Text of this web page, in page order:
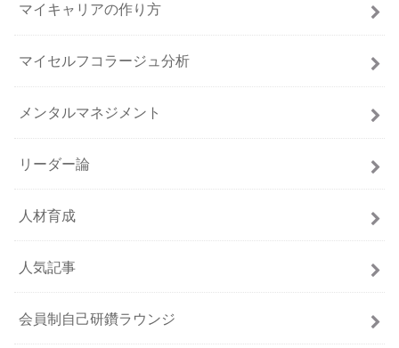
マイキャリアの作り方
マイセルフコラージュ分析
メンタルマネジメント
リーダー論
人材育成
人気記事
会員制自己研鑽ラウンジ